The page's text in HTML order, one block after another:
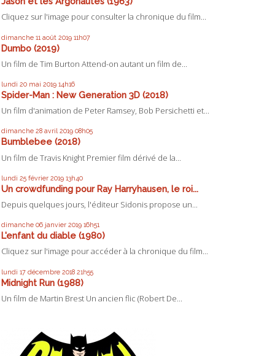
Cliquez sur l'image pour consulter la chronique du film...
dimanche 11 août 2019 11h07
Dumbo (2019)
Un film de Tim Burton Attend-on autant un film de...
lundi 20 mai 2019 14h16
Spider-Man : New Generation 3D (2018)
Un film d'animation de Peter Ramsey, Bob Persichetti et...
dimanche 28 avril 2019 08h05
Bumblebee (2018)
Un film de Travis Knight Premier film dérivé de la...
lundi 25 février 2019 13h40
Un crowdfunding pour Ray Harryhausen, le roi...
Depuis quelques jours, l'éditeur Sidonis propose un...
dimanche 06 janvier 2019 16h51
L'enfant du diable (1980)
Cliquez sur l'image pour accéder à la chronique du film...
lundi 17 décembre 2018 21h55
Midnight Run (1988)
Un film de Martin Brest Un ancien flic (Robert De...